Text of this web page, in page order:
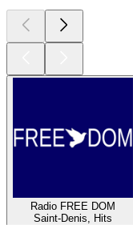
Radio FREE DOM
Saint-Denis, Hits